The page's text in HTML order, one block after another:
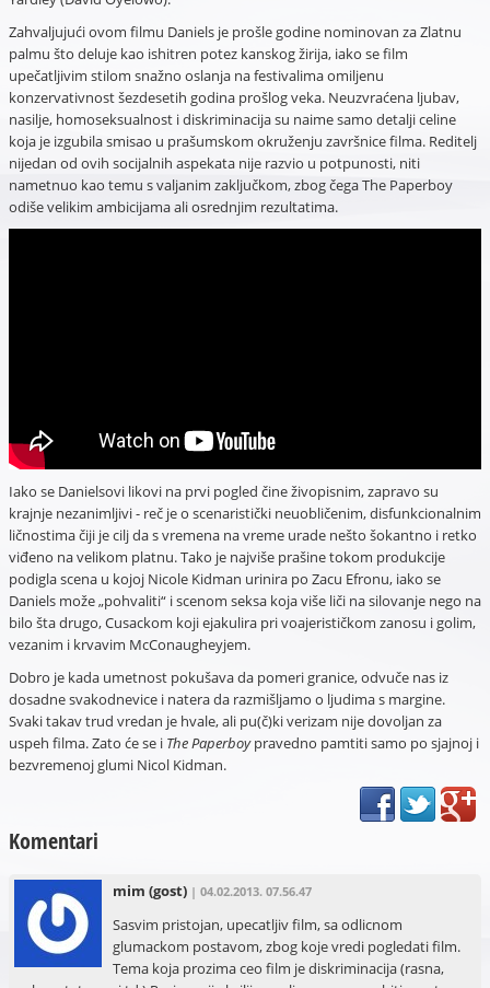
Zahvaljujući ovom filmu Daniels je prošle godine nominovan za Zlatnu
palmu što deluje kao ishitren potez kanskog žirija, iako se film
upečatljivim stilom snažno oslanja na festivalima omiljenu
konzervativnost šezdesetih godina prošlog veka. Neuzvraćena ljubav,
nasilje, homoseksualnost i diskriminacija su naime samo detalji celine
koja je izgubila smisao u prašumskom okruženju završnice filma. Reditelj
nijedan od ovih socijalnih aspekata nije razvio u potpunosti, niti
nametnuo kao temu s valjanim zaključkom, zbog čega The Paperboy
odiše velikim ambicijama ali osrednjim rezultatima.
Iako se Danielsovi likovi na prvi pogled čine živopisnim, zapravo su
krajnje nezanimljivi - reč je o scenaristički neuobličenim, disfunkcionalnim
ličnostima čiji je cilj da s vremena na vreme urade nešto šokantno i retko
viđeno na velikom platnu. Tako je najviše prašine tokom produkcije
podigla scena u kojoj Nicole Kidman urinira po Zacu Efronu, iako se
Daniels može „pohvaliti“ i scenom seksa koja više liči na silovanje nego na
bilo šta drugo, Cusackom koji ejakulira pri voajerističkom zanosu i golim,
vezanim i krvavim McConaugheyjem.
Dobro je kada umetnost pokušava da pomeri granice, odvuče nas iz
dosadne svakodnevice i natera da razmišljamo o ljudima s margine.
Svaki takav trud vredan je hvale, ali pu(č)ki verizam nije dovoljan za
uspeh filma. Zato će se i The Paperboypravedno pamtiti samo po sjajnoj i
bezvremenoj glumi Nicol Kidman.
Komentari
mim (gost) | 04.02.2013. 07.56.47
Sasvim pristojan, upecatljiv film, sa odlicnom
glumackom postavom, zbog koje vredi pogledati film.
Tema koja prozima ceo film je diskriminacija (rasna,